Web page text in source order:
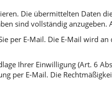
Die übermittelten Daten
sind vollständig
per E-Mail. Die E-Mail wird
Ihrer Einwilligung (Art. 6
per E-Mail. Die